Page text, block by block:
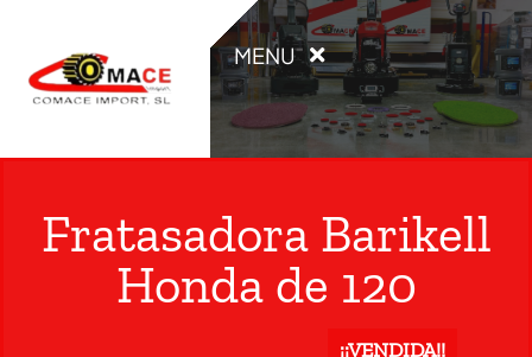
contenido
MENU
INICIO
PRODUCTOS
Fratasadora Barikell
Honda de 120
¡¡VENDIDA!!